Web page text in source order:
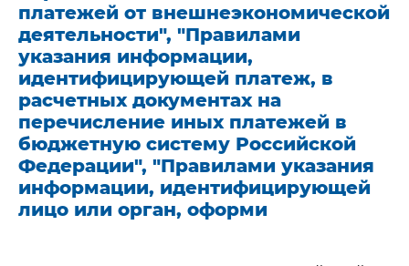
платежей от внешнеэкономической
деятельности", "Правилами
указания информации,
идентифицирующей платеж, в
расчетных документах на
перечисление иных платежей в
бюджетную систему Российской
Федерации", "Правилами указания
информации, идентифицирующей
лицо или орган, оформи